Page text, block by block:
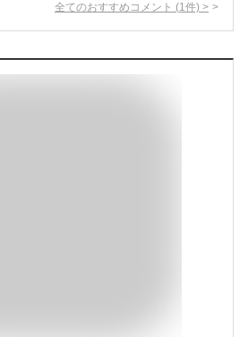
全てのおすすめコメント (1 件) >